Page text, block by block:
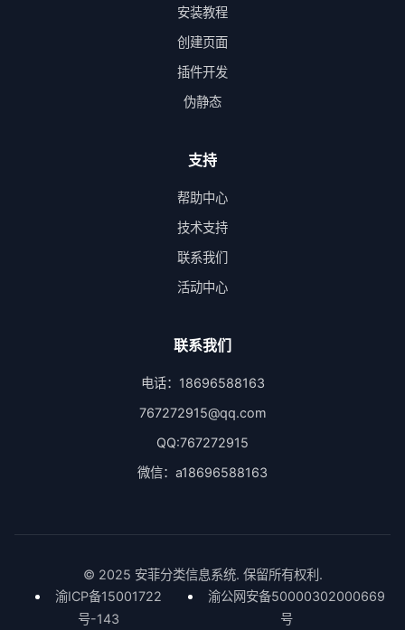
安装教程
创建页面
插件开发
伪静态
支持
帮助中心
技术支持
联系我们
活动中心
联系我们
电话：18696588163
767272915@qq.com
QQ:767272915
微信：a18696588163
© 2025 安菲分类信息系统. 保留所有权利.
渝ICP备15001722
号-143
渝公网安备50000302000669
号